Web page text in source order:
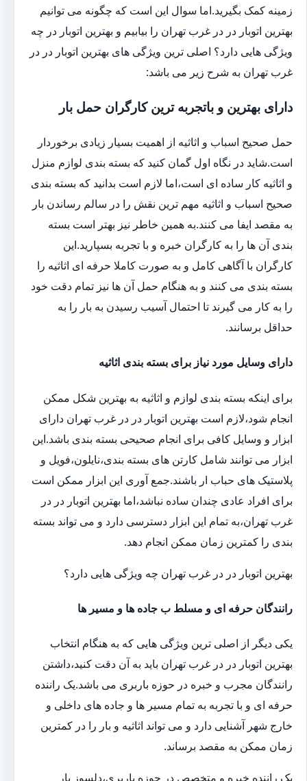
زمینه کمک بگیرید.اما سوال این است که چگونه می توانیم
بهترین اتوبار در در غرب تهران را بیابیم و بهترین اتوبار در چه
ویژگی هایی دارد؟ اصلی ترین ویژگی های بهترین اتوبار در در
غرب تهران به شرح زیر می باشد:
دارای بهترین و باتجربه ترین کارگران حمل بار
حمل صحیح اسباب و اثاثیه از اهمیت بسیار زیادی برخوردار
است.شاید در نگاه اول گمان کنید که بسته بندی لوازم منزل
و اثاثیه کار ساده ای است،اما لازم است بدانید که بسته بندی
صحیح اسباب و اثاثیه مهم ترین نقش را در سالم رساندن بار
به مقصد ایفا می کنند.به همین خاطر نیز بهتر است بسته
بندی آن ها را به کارگران خبره و با تجربه بسپارید.این
کارگران با آگاهی کامل و به صورت کاملا حرفه ای اثاثیه را
بسته بندی می کنند و به هنگام حمل آن ها نیز تمام دقت خود
را به کار می گیرند تا احتمال آسیب رسیدن به بار را به
حداقل برسانند.
دارای وسایل مورد نیاز برای بسته بندی اثاثیه
برای اینکه بسته بندی لوازم و اثاثیه به بهترین شکل ممکن
انجام شود،لازم است بهترین اتوبار در در غرب تهران دارای
ابزار و وسایل کافی برای انجام صحیحی بسته بندی باشد.این
ابزار می توانند شامل کارتن های بسته بندی،نایلون،فویل و
پلاستیک های حباب ار باشند.جمع آوری این ابزار ممکن است
برای افراد عادی چندان ساده نباشد،اما بهترین اتوبار در در
غرب تهران،به تمام این ابزار دسترسی دارد و می تواند بسته
بندی را کمترین زمان ممکن انجام دهد.
بهترین اتوبار در در غرب تهران چه ویژگی هایی دارد؟
رانندگان حرفه ای و مسلط ب جاده ها و مسیر ها
یکی دیگر از اصلی ترین ویژگی هایی که به هنگام انتخاب
بهترین اتوبار در در غرب تهران باید به آن دقت کنید،داشتن
رانندگان مجرب و خبره در حوزه باربری می باشد.یک راننده
حرفه ای و با تجربه به تمام مسیر ها و جاده های داخلی و
خارج شهر آشنایی دارد و می تواند اثاثیه و بار را در کمترین
زمان ممکن به مقصد برساند.
یک راننده خبره و متخصص در حوزه باربری،دلسوز بار